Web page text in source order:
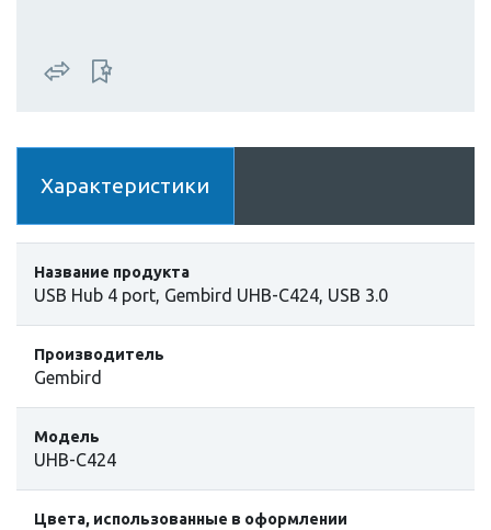
Характеристики
Название продукта
USB Hub 4 port, Gembird UHB-C424, USB 3.0
Производитель
Gembird
Модель
UHB-C424
Цвета, использованные в оформлении